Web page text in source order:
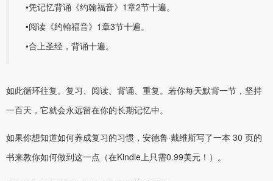
•凭记忆背诵《约翰福音》1章2节十遍。
•阅读《约翰福音》1章3节十遍。
•合上圣经，背诵十遍。
如此循环往复。复习、阅读、背诵、重复。若你每天默背一节，坚持
一百天，它就会永远留在你的长期记忆中。
如果你想知道如何养成复习的习惯，安德鲁·戴维斯写了一本 30 页的
书来教你如何做到这一点（在Kindle上只需0.99美元！）。